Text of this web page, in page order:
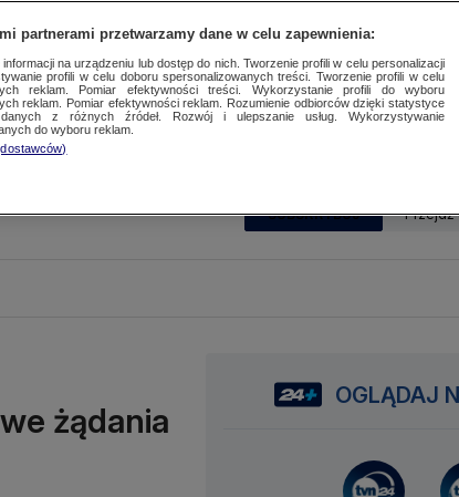
SUBSKRYBUJ Przejdź
żądania
OGLĄDAJ
partnerami przetwarzamy dane w celu zapewnienia:
na urządzeniu lub dostęp do nich. Tworzenie profili w celu personalizacji
profili w celu doboru spersonalizowanych treści. Tworzenie profili w celu
reklam. Pomiar efektywności treści. Wykorzystanie profili do wyboru
reklam. Pomiar efektywności reklam. Rozumienie odbiorców dzięki statystyce
z różnych źródeł. Rozwój i ulepszanie usług. Wykorzystywanie
do wyboru reklam.